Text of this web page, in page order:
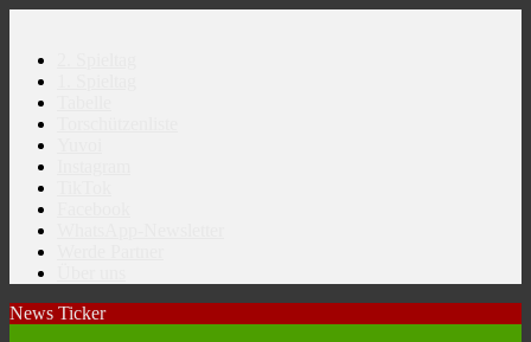
News Ticker